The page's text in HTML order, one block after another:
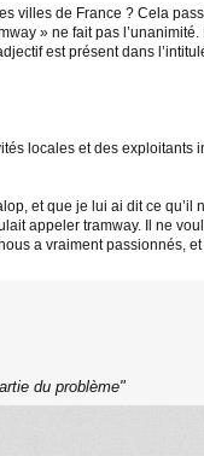
villes de France ? Cela
» ne fait pas
est présent dans
locales et des exploitants
et que je lui ai dit ce qu’il
appeler tramway. Il ne
a vraiment passionnés,
du problème"